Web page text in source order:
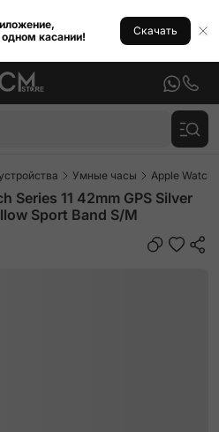
касании!
Скачать
Умные часы Apple Watch
11 42mm GPS Silver
Sport Band S/M